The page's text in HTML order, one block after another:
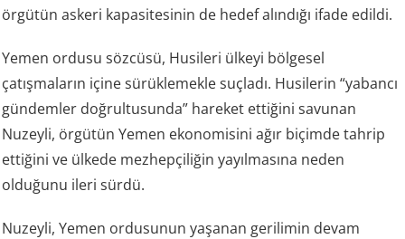
örgütün askeri kapasitesinin de hedef alındığı ifade edildi.
Yemen ordusu sözcüsü, Husileri ülkeyi bölgesel
çatışmaların içine sürüklemekle suçladı. Husilerin “yabancı
gündemler doğrultusunda” hareket ettiğini savunan
Nuzeyli, örgütün Yemen ekonomisini ağır biçimde tahrip
ettiğini ve ülkede mezhepçiliğin yayılmasına neden
olduğunu ileri sürdü.
Nuzeyli, Yemen ordusunun yaşanan gerilimin devam